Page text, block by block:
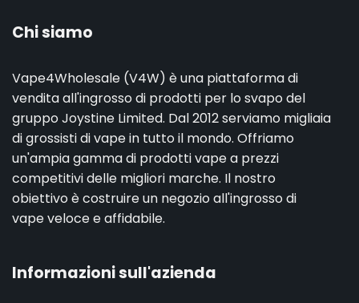
Chi siamo
Vape4Wholesale (V4W) è una piattaforma di
vendita all'ingrosso di prodotti per lo svapo del
gruppo Joystine Limited. Dal 2012 serviamo migliaia
di grossisti di vape in tutto il mondo. Offriamo
un'ampia gamma di prodotti vape a prezzi
competitivi delle migliori marche. Il nostro
obiettivo è costruire un negozio all'ingrosso di
vape veloce e affidabile.
Informazioni sull'azienda